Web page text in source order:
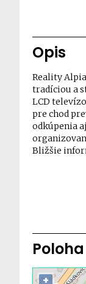
Opis
Reality
tradíciou a
LCD
pre chod
odkúpenia
Bližšie
Poloha
+